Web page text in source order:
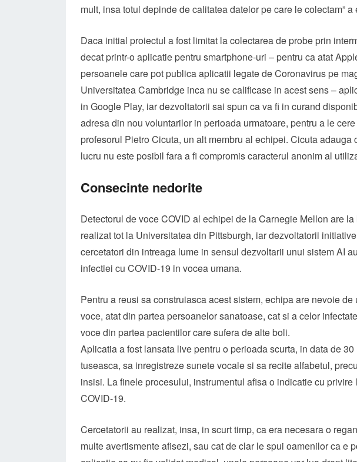
mult, insa totul depinde de calitatea datelor pe care le colectam”
Daca initial proiectul a fost limitat la colectarea de probe prin
decat printr-o aplicatie pentru smartphone-uri – pentru ca atat
persoanele care pot publica aplicatii legate de Coronavirus pe
Universitatea Cambridge inca nu se calificase in acest sens –
in Google Play, iar dezvoltatorii sai spun ca va fi in curand
adresa din nou voluntarilor in perioada urmatoare, pentru a le
profesorul Pietro Cicuta, un alt membru al echipei. Cicuta
lucru nu este posibil fara a fi compromis caracterul anonim al
Consecinte nedorite
Detectorul de voce COVID al echipei de la Carnegie Mellon are
realizat tot la Universitatea din Pittsburgh, iar dezvoltatorii
cercetatori din intreaga lume in sensul dezvoltarii unui sistem AI
infectiei cu COVID-19 in vocea umana.
Pentru a reusi sa construiasca acest sistem, echipa are nevoie
voce, atat din partea persoanelor sanatoase, cat si a celor
voce din partea pacientilor care sufera de alte boli.
Aplicatia a fost lansata live pentru o perioada scurta, in data de
tuseasca, sa inregistreze sunete vocale si sa recite alfabetul,
insisi. La finele procesului, instrumentul afisa o indicatie cu
COVID-19.
Cercetatorii au realizat, insa, in scurt timp, ca era necesara o
multe avertismente afisezi, sau cat de clar le spui oamenilor ca e